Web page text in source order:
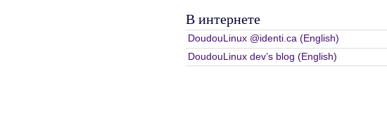
В интернете
DoudouLinux @identi.ca (English)
DoudouLinux dev’s blog (English)